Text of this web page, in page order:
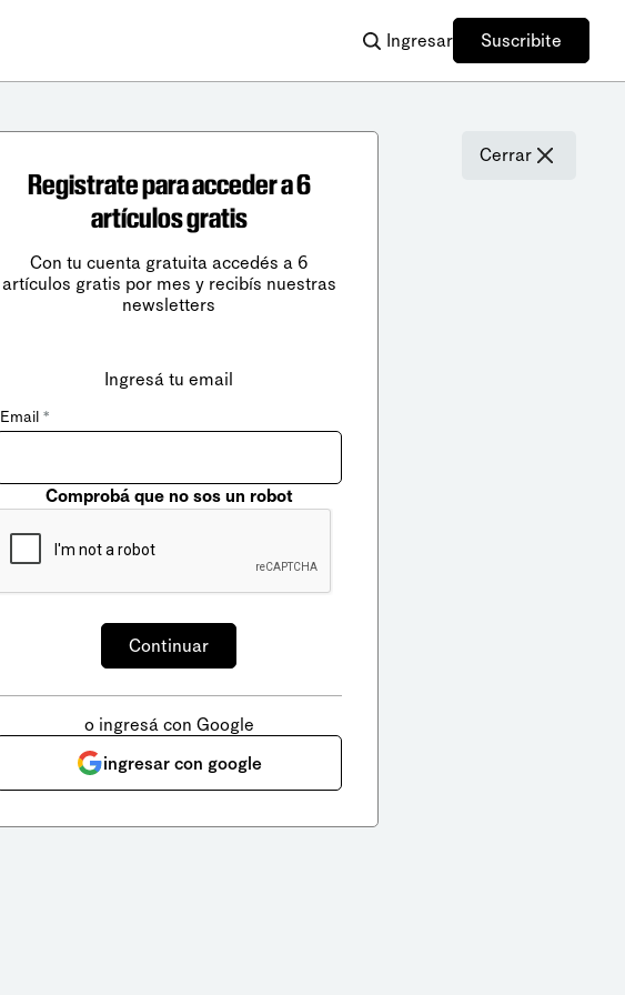
Ingresar Suscribite
Cerrar
Registrate para acceder a 6
artículos gratis
Con tu cuenta gratuita accedés a 6
artículos gratis por mes y recibís nuestras
newsletters
Ingresá tu email
Email *
Comprobá que no sos un robot
o ingresá con Google
ingresar con google